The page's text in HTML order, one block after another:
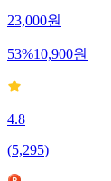
23,000원
53%10,900원
4.8
(5,295)